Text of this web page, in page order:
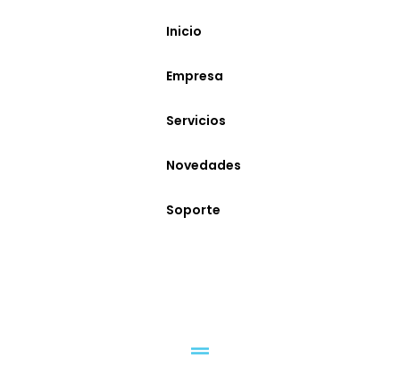
Inicio
Empresa
Servicios
Novedades
Soporte